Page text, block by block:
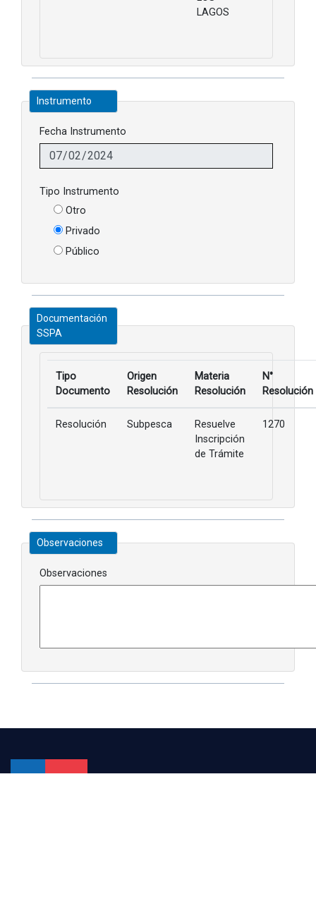
LAGOS
Instrumento
Fecha Instrumento
Tipo Instrumento
Otro
Privado
Público
Documentación
SSPA
Tipo
Documento
Origen
Resolución
Materia
Resolución
N°
Resolución
Resolución Subpesca
Resuelve
Inscripción
de Trámite
1270
Observaciones
Observaciones